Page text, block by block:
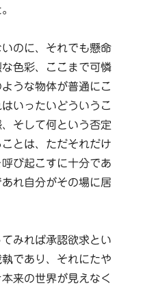
のに、それでも懸命
色彩、ここまで可憐
うな物体が普通にこ
いったいどういうこ
そして何という否定
とは、ただそれだけ
び起こすに十分であ
れ自分がその場に居
みれば承認欲求とい
であり、それにたや
来の世界が見えなく